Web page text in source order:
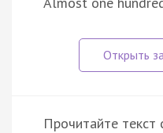
Прочитайте текст